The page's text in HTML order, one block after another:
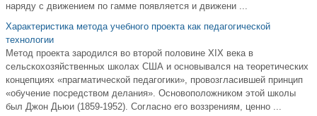
наряду с движением по гамме появляется и движени ...
Характеристика метода учебного проекта как педагогической
технологии
Метод проекта зародился во второй половине XIX века в
сельскохозяйственных школах США и основывался на теоретических
концепциях «прагматической педагогики», провозгласившей принцип
«обучение посредством делания». Основоположником этой школы
был Джон Дьюи (1859-1952). Согласно его воззрениям, ценно ...